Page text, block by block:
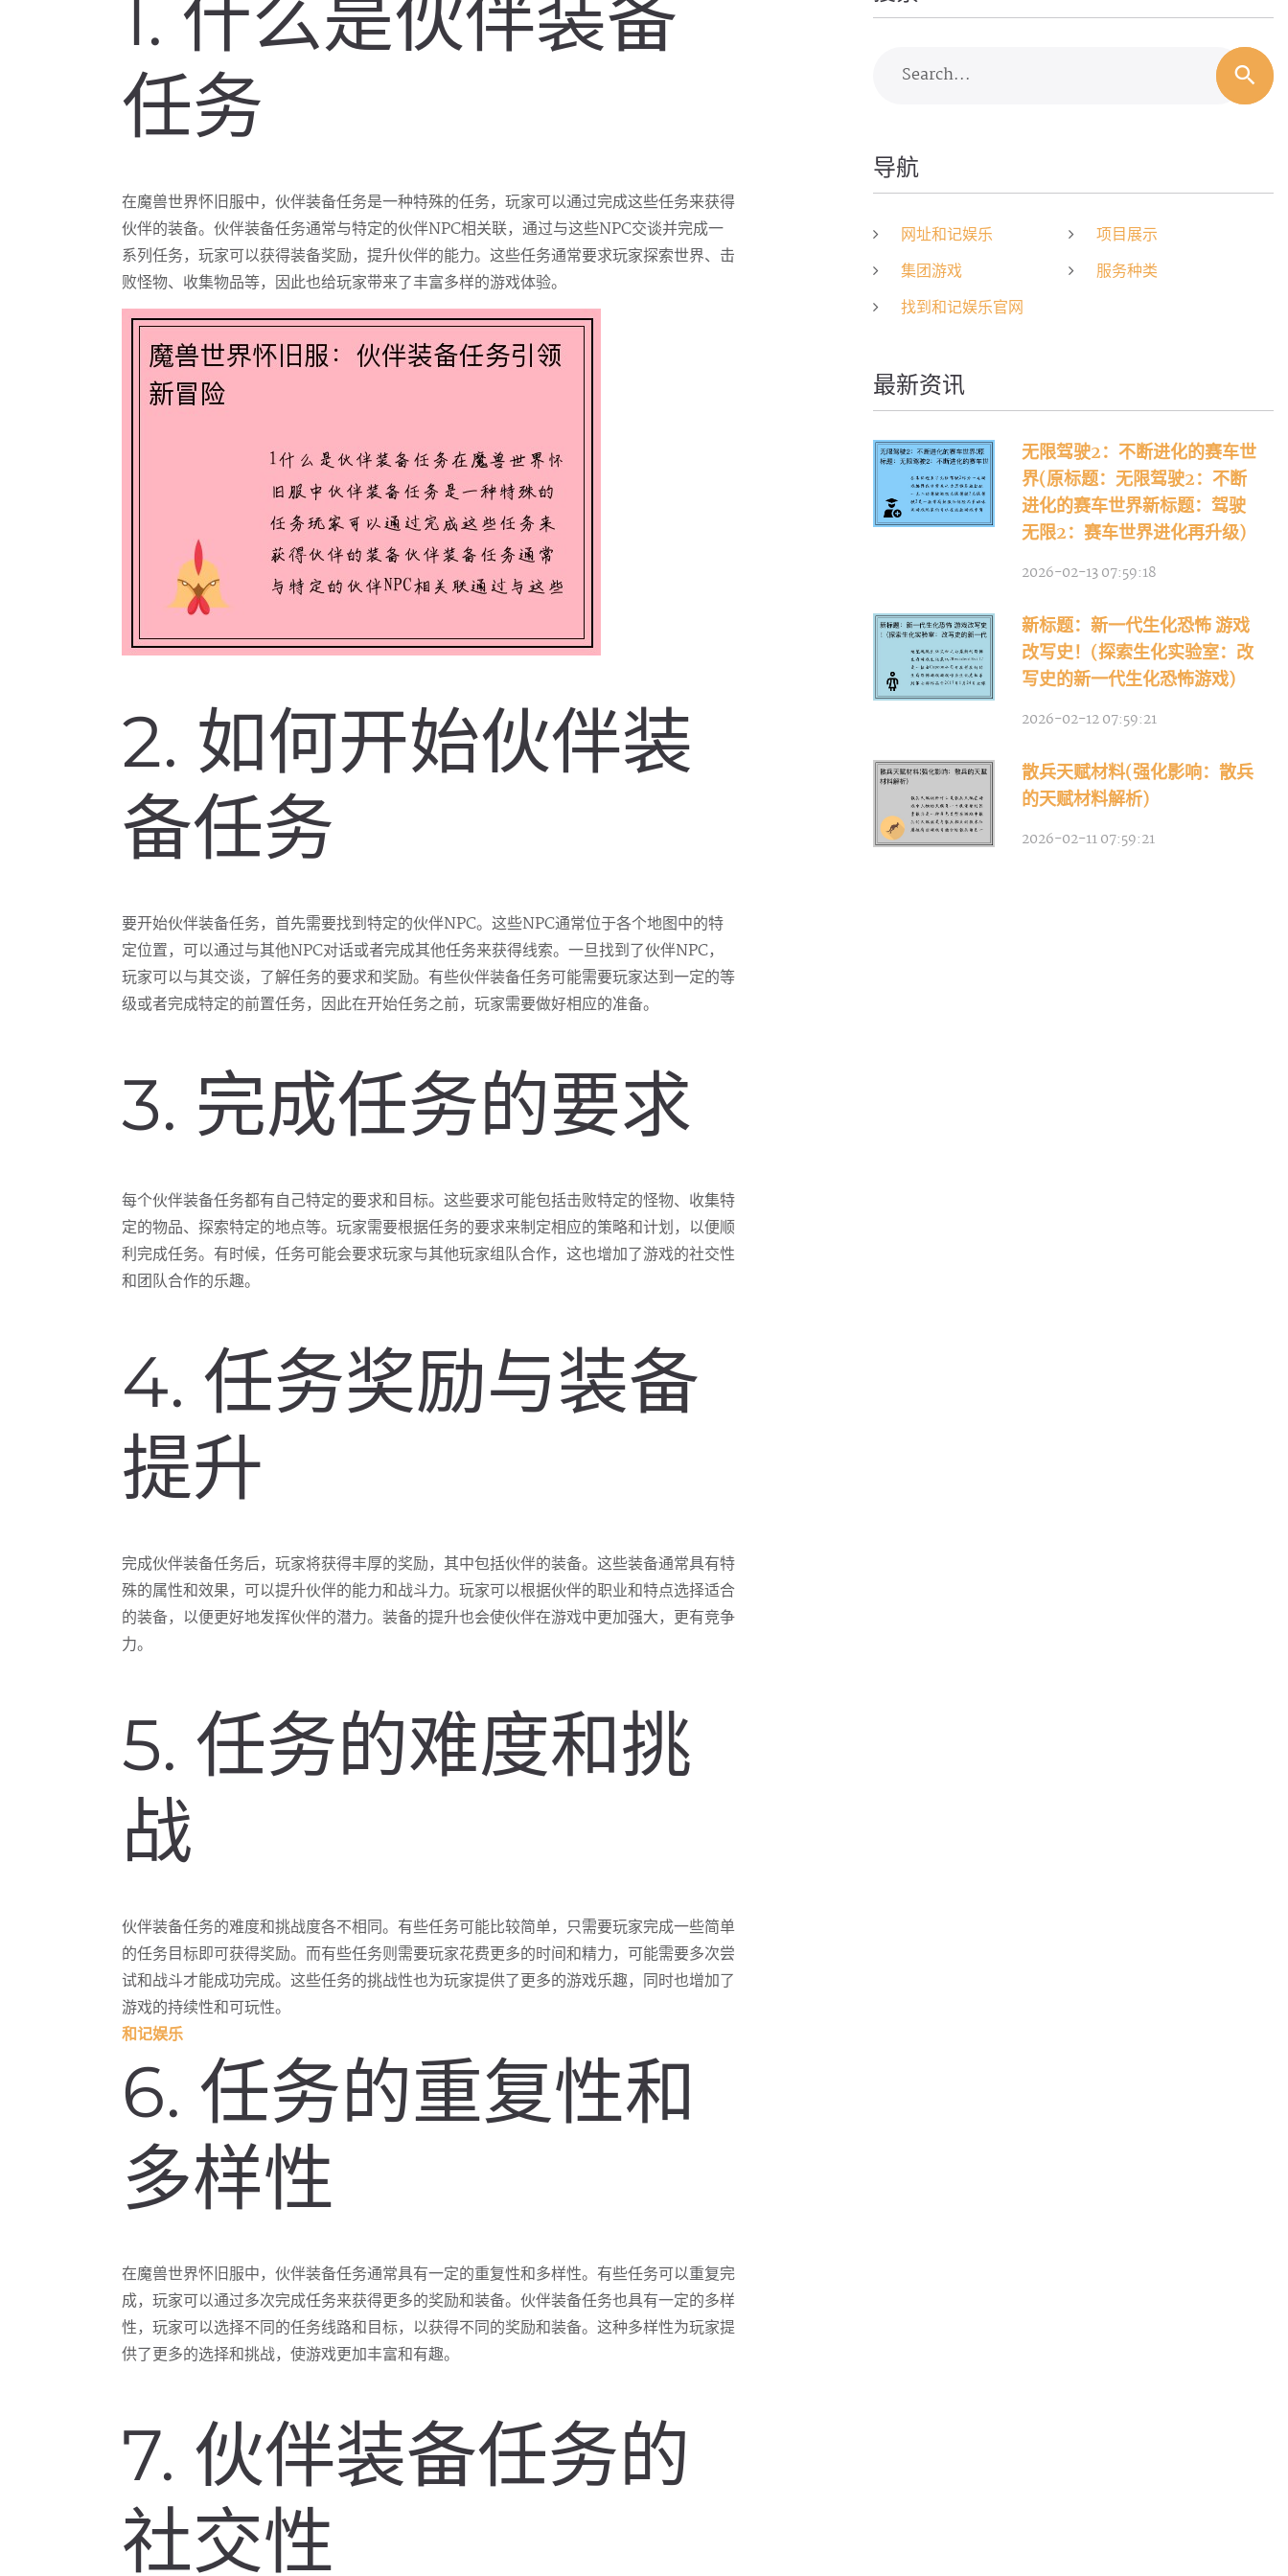
1. 什么是伙伴装备
任务
在魔兽世界怀旧服中，伙伴装备任务是一种特殊的任务，玩家可以通过完成这些任务来获得
伙伴的装备。伙伴装备任务通常与特定的伙伴NPC相关联，通过与这些NPC交谈并完成一
系列任务，玩家可以获得装备奖励，提升伙伴的能力。这些任务通常要求玩家探索世界、击
败怪物、收集物品等，因此也给玩家带来了丰富多样的游戏体验。
2. 如何开始伙伴装
备任务
要开始伙伴装备任务，首先需要找到特定的伙伴NPC。这些NPC通常位于各个地图中的特
定位置，可以通过与其他NPC对话或者完成其他任务来获得线索。一旦找到了伙伴NPC，
玩家可以与其交谈，了解任务的要求和奖励。有些伙伴装备任务可能需要玩家达到一定的等
级或者完成特定的前置任务，因此在开始任务之前，玩家需要做好相应的准备。
3. 完成任务的要求
每个伙伴装备任务都有自己特定的要求和目标。这些要求可能包括击败特定的怪物、收集特
定的物品、探索特定的地点等。玩家需要根据任务的要求来制定相应的策略和计划，以便顺
利完成任务。有时候，任务可能会要求玩家与其他玩家组队合作，这也增加了游戏的社交性
和团队合作的乐趣。
4. 任务奖励与装备
提升
完成伙伴装备任务后，玩家将获得丰厚的奖励，其中包括伙伴的装备。这些装备通常具有特
殊的属性和效果，可以提升伙伴的能力和战斗力。玩家可以根据伙伴的职业和特点选择适合
的装备，以便更好地发挥伙伴的潜力。装备的提升也会使伙伴在游戏中更加强大，更有竞争
力。
5. 任务的难度和挑
战
伙伴装备任务的难度和挑战度各不相同。有些任务可能比较简单，只需要玩家完成一些简单
的任务目标即可获得奖励。而有些任务则需要玩家花费更多的时间和精力，可能需要多次尝
试和战斗才能成功完成。这些任务的挑战性也为玩家提供了更多的游戏乐趣，同时也增加了
游戏的持续性和可玩性。
和记娱乐
6. 任务的重复性和
多样性
在魔兽世界怀旧服中，伙伴装备任务通常具有一定的重复性和多样性。有些任务可以重复完
成，玩家可以通过多次完成任务来获得更多的奖励和装备。伙伴装备任务也具有一定的多样
性，玩家可以选择不同的任务线路和目标，以获得不同的奖励和装备。这种多样性为玩家提
供了更多的选择和挑战，使游戏更加丰富和有趣。
7. 伙伴装备任务的
社交性
Search...
导航
网址和记娱乐
项目展示
集团游戏
服务种类
找到和记娱乐官网
最新资讯
无限驾驶2：不断进化的赛车世
界(原标题：无限驾驶2：不断
进化的赛车世界新标题：驾驶
无限2：赛车世界进化再升级)
2026-02-13 07:59:18
新标题：新一代生化恐怖 游戏
改写史！(探索生化实验室：改
写史的新一代生化恐怖游戏)
2026-02-12 07:59:21
散兵天赋材料(强化影响：散兵
的天赋材料解析)
2026-02-11 07:59:21